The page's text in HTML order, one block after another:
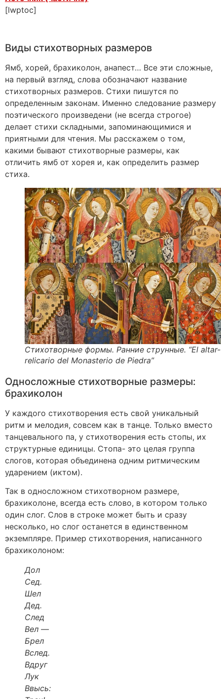
[lwptoc]
Виды стихотворных размеров
Ямб, хорей, брахиколон, анапест… Все эти сложные,
на первый взгляд, слова обозначают название
стихотворных размеров. Стихи пишутся по
определенным законам. Именно следование размеру
поэтического произведени (не всегда строгое)
делает стихи складными, запоминающимися и
приятными для чтения. Мы расскажем о том,
какими бывают стихотворные размеры, как
отличить ямб от хорея и, как определить размер
стиха.
Стихотворные формы. Ранние струнные. “El altar-
relicario del Monasterio de Piedra”
Односложные стихотворные размеры:
брахиколон
У каждого стихотворения есть свой уникальный
ритм и мелодия, совсем как в танце. Только вместо
танцевального па, у стихотворения есть стопы, их
структурные единицы. Стопа- это целая группа
слогов, которая объединена одним ритмическим
ударением (иктом).
Так в односложном стихотворном размере,
брахиколоне, всегда есть слово, в котором только
один слог. Слов в строке может быть и сразу
несколько, но слог останется в единственном
экземпляре. Пример стихотворения, написанного
брахиколоном:
Дол
Сед.
Шел
Дед.
След
Вел —
Брел
Вслед.
Вдруг
Лук
Ввысь: